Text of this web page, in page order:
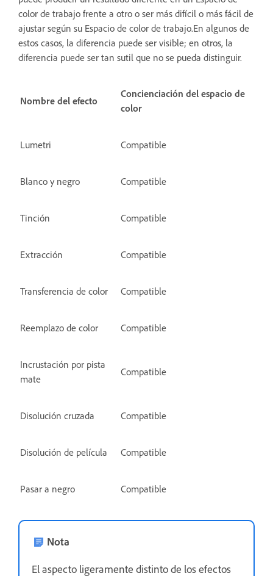
color de trabajo frente a otro o ser más difícil o más fácil de
ajustar según su Espacio de color de trabajo.En algunos de
estos casos, la diferencia puede ser visible; en otros, la
diferencia puede ser tan sutil que no se pueda distinguir.
Nombre del efecto
Concienciación del espacio de
color
Lumetri Compatible
Blanco y negro Compatible
Tinción Compatible
Extracción Compatible
Transferencia de color Compatible
Reemplazo de color Compatible
Incrustación por pista
mate
Compatible
Disolución cruzada Compatible
Disolución de película Compatible
Pasar a negro Compatible
Nota
El aspecto ligeramente distinto de los efectos